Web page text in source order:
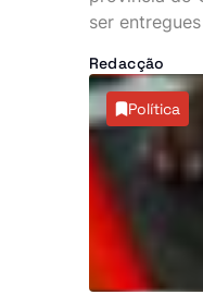
ser
governador
Gaspar, que,
a entrega à
estruturas
ocupação de
condições
Redacção
Política